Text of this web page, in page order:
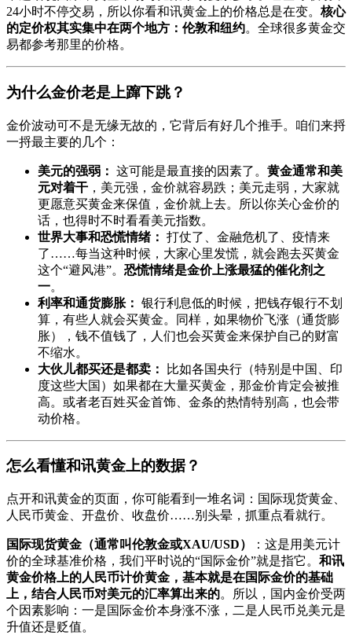
24小时不停交易，所以你看和讯黄金上的价格总是在变。 核心
的定价权其实集中在两个地方：伦敦和纽约。全球很多黄金交
易都参考那里的价格。
为什么金价老是上蹿下跳？
金价波动可不是无缘无故的，它背后有好几个推手。咱们来捋
一捋最主要的几个：
美元的强弱： 这可能是最直接的因素了。 黄金通常和美
元对着干 ，美元强，金价就容易跌；美元走弱，大家就
更愿意买黄金来保值，金价就上去。所以你关心金价的
话，也得时不时看看美元指数。
世界大事和恐慌情绪： 打仗了、金融危机了、疫情来
了……每当这种时候，大家心里发慌，就会跑去买黄金
这个“避风港”。 恐慌情绪是金价上涨最猛的催化剂之
一。
利率和通货膨胀： 银行利息低的时候，把钱存银行不划
算，有些人就会买黄金。同样，如果物价飞涨（通货膨
胀），钱不值钱了，人们也会买黄金来保护自己的财富
不缩水。
大伙儿都买还是都卖：
比如各国央行（特别是中国、印
度这些大国）如果都在大量买黄金，那金价肯定会被推
高。或者老百姓买金首饰、金条的热情特别高，也会带
动价格。
怎么看懂和讯黄金上的数据？
点开和讯黄金的页面，你可能看到一堆名词：国际现货黄金、
人民币黄金、开盘价、收盘价……别头晕，抓重点看就行。
国际现货黄金（通常叫伦敦金或XAU/USD）
：这是用美元计
价的全球基准价格，我们平时说的“国际金价”就是指它。 和讯
黄金价格上的人民币计价黄金，基本就是在国际金价的基础
上，结合人民币对美元的汇率算出来的。所以，国内金价受两
个因素影响：一是国际金价本身涨不涨，二是人民币兑美元是
升值还是贬值。